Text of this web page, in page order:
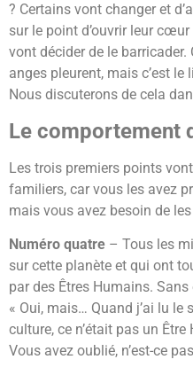
? Certains vont changer et
sur le point d’ouvrir leur
vont décider de le
anges pleurent, mais c’est le
Nous discuterons de cela
Le comportement
Les trois premiers points
familiers, car vous les avez
mais vous avez besoin de les
Numéro quatre – Tous les
sur cette planète et qui ont
par des Êtres Humains.
« Oui, mais… Quand j’ai lu le
culture, ce n’était pas un Être
Vous avez oublié, n’est-ce